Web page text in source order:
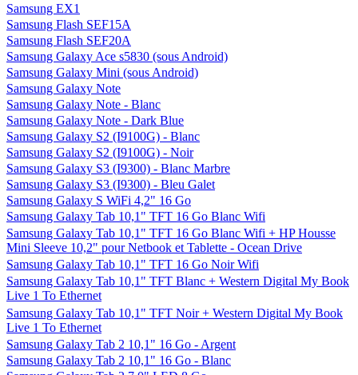
Samsung EX1
Samsung Flash SEF15A
Samsung Flash SEF20A
Samsung Galaxy Ace s5830 (sous Android)
Samsung Galaxy Mini (sous Android)
Samsung Galaxy Note
Samsung Galaxy Note - Blanc
Samsung Galaxy Note - Dark Blue
Samsung Galaxy S2 (I9100G) - Blanc
Samsung Galaxy S2 (I9100G) - Noir
Samsung Galaxy S3 (I9300) - Blanc Marbre
Samsung Galaxy S3 (I9300) - Bleu Galet
Samsung Galaxy S WiFi 4,2" 16 Go
Samsung Galaxy Tab 10,1" TFT 16 Go Blanc Wifi
Samsung Galaxy Tab 10,1" TFT 16 Go Blanc Wifi + HP Housse
Mini Sleeve 10,2" pour Netbook et Tablette - Ocean Drive
Samsung Galaxy Tab 10,1" TFT 16 Go Noir Wifi
Samsung Galaxy Tab 10,1" TFT Blanc + Western Digital My Book
Live 1 To Ethernet
Samsung Galaxy Tab 10,1" TFT Noir + Western Digital My Book
Live 1 To Ethernet
Samsung Galaxy Tab 2 10,1" 16 Go - Argent
Samsung Galaxy Tab 2 10,1" 16 Go - Blanc